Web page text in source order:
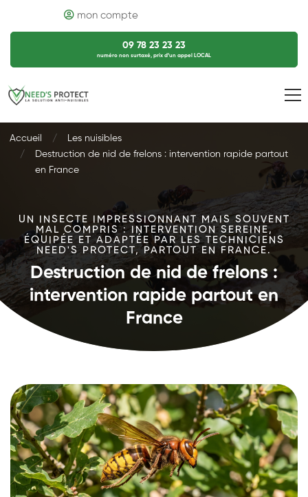
mon compte
09 78 23 23 23
numéro non surtaxé, prix d’un appel LOCAL
Accueil
Les nuisibles
Destruction de nid de frelons : intervention rapide partout
en France
UN INSECTE IMPRESSIONNANT MAIS SOUVENT
MAL COMPRIS : INTERVENTION SEREINE,
ÉQUIPÉE ET ADAPTÉE PAR LES TECHNICIENS
NEED'S PROTECT, PARTOUT EN FRANCE.
Destruction de nid de frelons :
intervention rapide partout en
France